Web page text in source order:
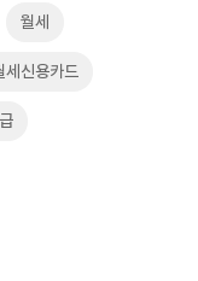
월세
세신용카드